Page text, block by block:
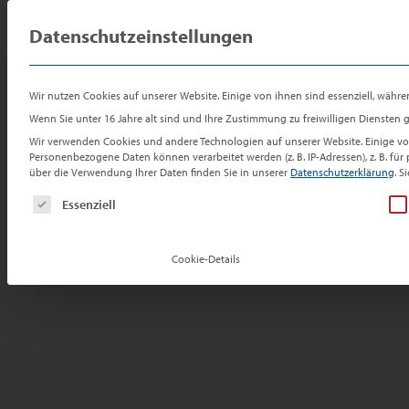
Zum
Inhalt
Zur
Navigation
Sprung
zum
Bürohaus zum Kauf in Bottrop
Büro-und Praxisgebäude mit
Lage
Datenschutzeinstellungen
Wir nutzen Cookies auf unserer Website. Einige von ihnen sind essenziell,
Wenn Sie unter 16 Jahre alt sind und Ihre Zustimmung zu freiwilligen
Wir verwenden Cookies und andere Technologien auf unserer Website. Einige
Personenbezogene Daten können verarbeitet werden (z. B. IP-Adressen), z. B.
über die Verwendung Ihrer Daten finden Sie in unserer Datenschutzerklärung.
Es folgt eine Liste der Service-Gruppen, für die
Essenziell
Cookie-Details